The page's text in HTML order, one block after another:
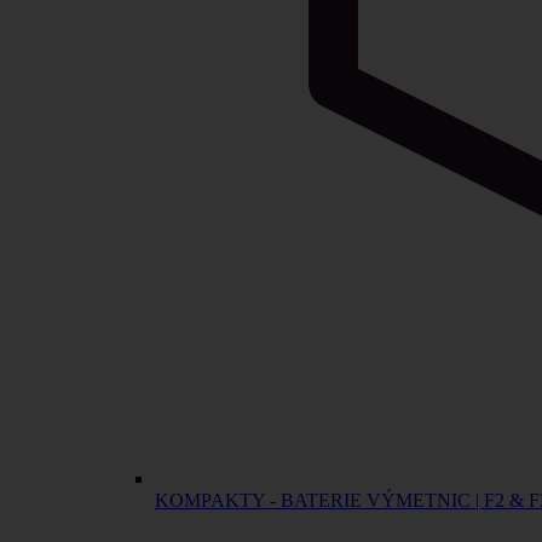
KOMPAKTY - BATERIE VÝMETNIC | F2 &